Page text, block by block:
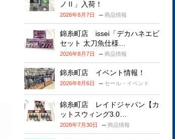
ノⅡ」入荷！
2026年8月7日 商品情報
錦糸町店 issei「デカハネエビ
セット 太刀魚仕様…
2026年8月7日 商品情報
錦糸町店 イベント情報！
2026年8月6日 セール・イベント
錦糸町店 レイドジャパン【カ
ットスウィング3.0…
2026年7月30日 商品情報